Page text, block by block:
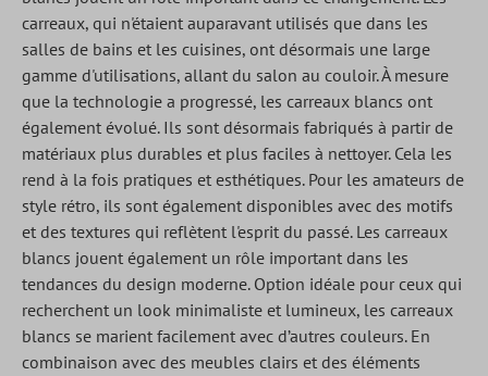
carreaux, qui n'étaient auparavant utilisés que dans les
salles de bains et les cuisines, ont désormais une large
gamme d'utilisations, allant du salon au couloir. À mesure
que la technologie a progressé, les carreaux blancs ont
également évolué. Ils sont désormais fabriqués à partir de
matériaux plus durables et plus faciles à nettoyer. Cela les
rend à la fois pratiques et esthétiques. Pour les amateurs de
style rétro, ils sont également disponibles avec des motifs
et des textures qui reflètent l'esprit du passé. Les carreaux
blancs jouent également un rôle important dans les
tendances du design moderne. Option idéale pour ceux qui
recherchent un look minimaliste et lumineux, les carreaux
blancs se marient facilement avec d’autres couleurs. En
combinaison avec des meubles clairs et des éléments